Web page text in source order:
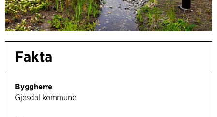
Fakta
Byggherre
Gjesdal kommune